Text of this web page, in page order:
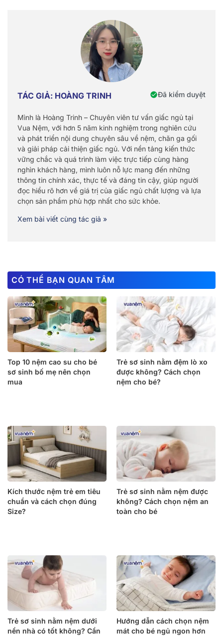
TÁC GIẢ: HOÀNG TRINH Đã kiểm duyệt
Mình là Hoàng Trinh – Chuyên viên tư vấn giấc ngủ tại
Vua Nệm, với hơn 5 năm kinh nghiệm trong nghiên cứu
và phát triển nội dung chuyên sâu về nệm, chăn ga gối
và giải pháp cải thiện giấc ngủ. Với nền tảng kiến thức
vững chắc và quá trình làm việc trực tiếp cùng hàng
nghìn khách hàng, mình luôn nỗ lực mang đến những
thông tin chính xác, thực tế và đáng tin cậy, giúp người
đọc hiểu rõ hơn về giá trị của giấc ngủ chất lượng và lựa
chọn sản phẩm phù hợp nhất cho sức khỏe.
Xem bài viết cùng tác giả »
CÓ THỂ BẠN QUAN TÂM
Top 10 nệm cao su cho bé
sơ sinh bố mẹ nên chọn
mua
Trẻ sơ sinh nằm đệm lò xo
được không? Cách chọn
nệm cho bé?
Kích thước nệm trẻ em tiêu
chuẩn và cách chọn đúng
Size?
Trẻ sơ sinh nằm nệm được
không? Cách chọn nệm an
toàn cho bé
Trẻ sơ sinh nằm nệm dưới
nền nhà có tốt không? Cần
Hướng dẫn cách chọn nệm
mát cho bé ngủ ngon hơn